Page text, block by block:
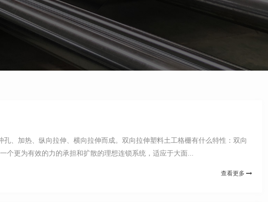
、加热、纵向拉伸、横向拉伸而成。双向拉伸塑料土工格栅有什么特性：双向
更为有效的力的承担和扩散的理想连锁系统，适应于大面...
查看更多